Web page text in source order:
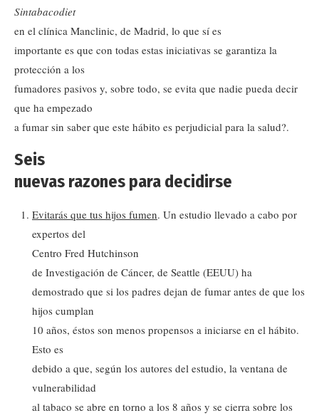
Sintabacodiet
en el clínica Manclinic, de Madrid, lo que sí es
importante es que con todas estas iniciativas se garantiza la
protección a los
fumadores pasivos y, sobre todo, se evita que nadie pueda decir
que ha empezado
a fumar sin saber que este hábito es perjudicial para la salud?.
Seis
nuevas razones para decidirse
Evitarás que tus hijos fumen. Un estudio llevado a cabo por
expertos del
Centro Fred Hutchinson
de Investigación de Cáncer, de Seattle (EEUU) ha
demostrado que si los padres dejan de fumar antes de que los
hijos cumplan
10 años, éstos son menos propensos a iniciarse en el hábito.
Esto es
debido a que, según los autores del estudio, la ventana de
vulnerabilidad
al tabaco se abre en torno a los 8 años y se cierra sobre los